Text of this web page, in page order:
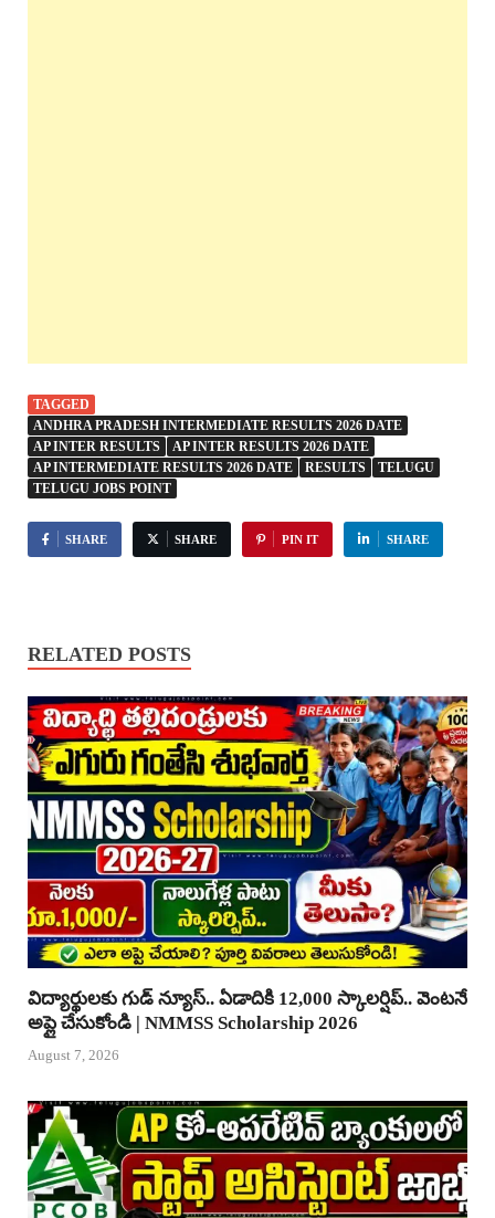
TAGGED
ANDHRA PRADESH INTERMEDIATE RESULTS 2026 DATE
AP INTER RESULTS
AP INTER RESULTS 2026 DATE
AP INTERMEDIATE RESULTS 2026 DATE
RESULTS
TELUGU
TELUGU JOBS POINT
SHARE SHARE PIN IT SHARE
RELATED POSTS
విద్యార్థులకు గుడ్ న్యూస్.. ఏడాదికి 12,000 స్కాలర్షిప్.. వెంటనే
అప్లై చేసుకోండి | NMMSS Scholarship 2026
August 7, 2026